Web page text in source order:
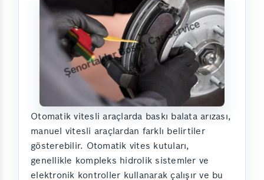
Otomatik vitesli araçlarda baskı balata arızası,
manuel vitesli araçlardan farklı belirtiler
gösterebilir. Otomatik vites kutuları,
genellikle kompleks hidrolik sistemler ve
elektronik kontroller kullanarak çalışır ve bu